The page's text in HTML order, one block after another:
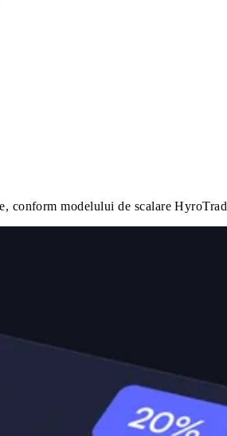
conform modelului de scalare